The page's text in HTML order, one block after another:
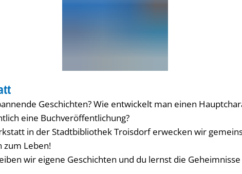
Geschichten? Wie entwickelt man einen
eine Buchveröffentlichung?
in der Stadtbibliothek Troisdorf erwecken wir
zum Leben!
wir eigene Geschichten und du lernst die